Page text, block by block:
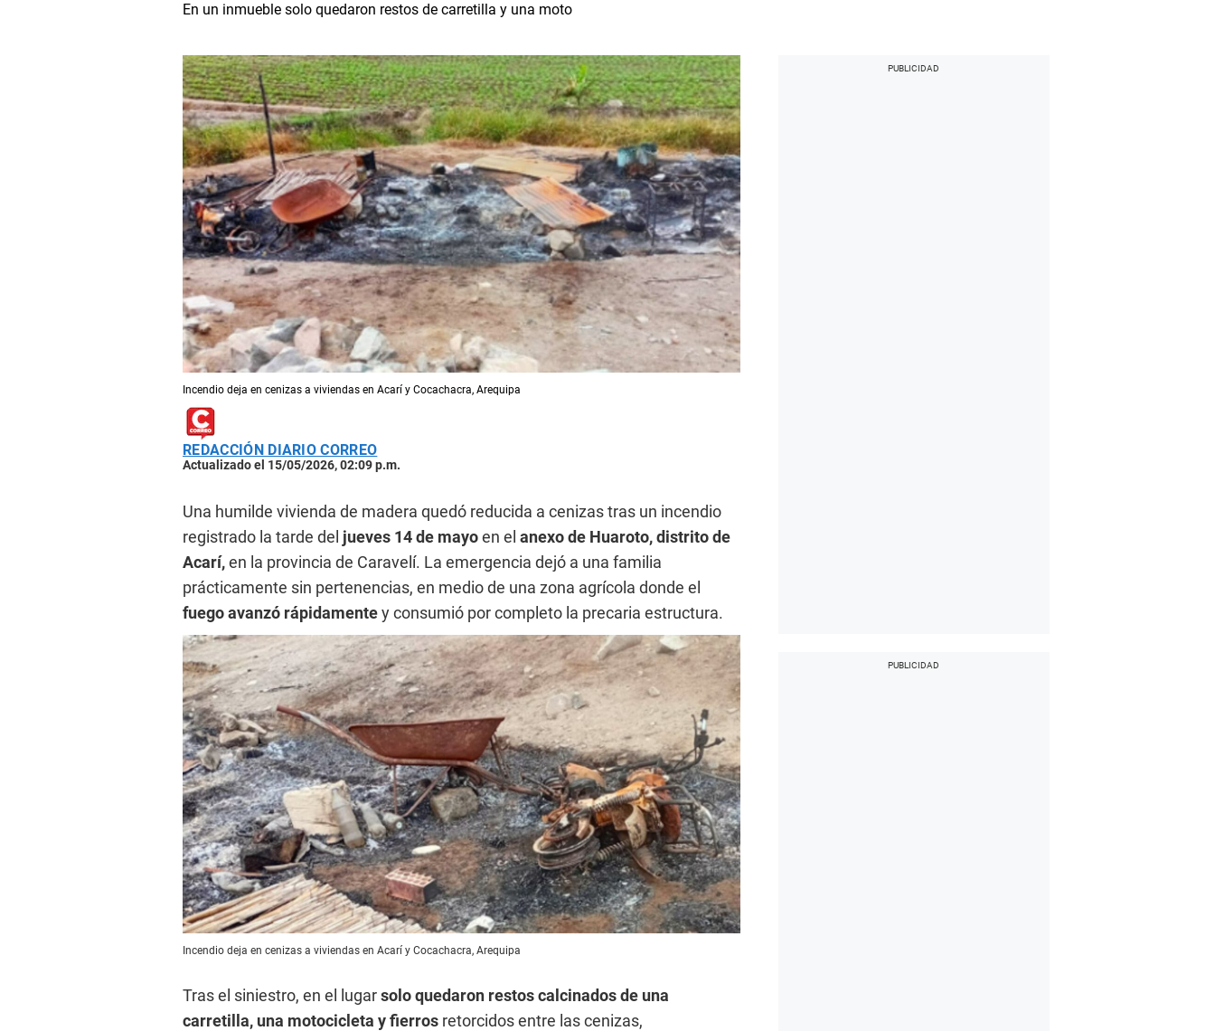
En un inmueble solo quedaron restos de carretilla y una moto
Incendio deja en cenizas a viviendas en Acarí y Cocachacra, Arequipa
REDACCIÓN DIARIO CORREO
Actualizado el 15/05/2026, 02:09 p.m.
Una humilde vivienda de madera quedó reducida a cenizas tras un incendio
registrado la tarde del jueves 14 de mayoen el anexo de Huaroto, distrito de
Acarí,en la provincia de Caravelí. La emergencia dejó a una familia
prácticamente sin pertenencias, en medio de una zona agrícola donde el
fuego avanzó rápidamentey consumió por completo la precaria estructura.
Incendio deja en cenizas a viviendas en Acarí y Cocachacra, Arequipa
Tras el siniestro, en el lugarsolo quedaron restos calcinados de una
carretilla, una motocicleta y fierros retorcidos entre las cenizas,